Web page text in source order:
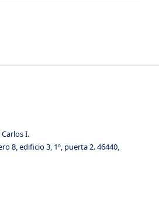
I.
8, edificio 3, 1º, puerta 2. 46440,